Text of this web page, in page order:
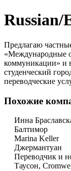
Предлагаю
«Международные
коммуникации» и
студенческий
переводческие
Похожие
Инна
Балтимор
Marina Keller
Джермантуан
Переводчик и
Таусон,